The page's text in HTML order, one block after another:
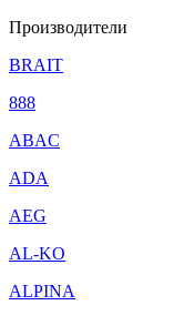
Производители
BRAIT
888
ABAC
ADA
AEG
AL-KO
ALPINA